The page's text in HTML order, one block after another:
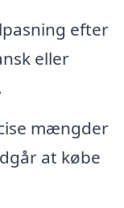
efter
eller
mængder
at købe